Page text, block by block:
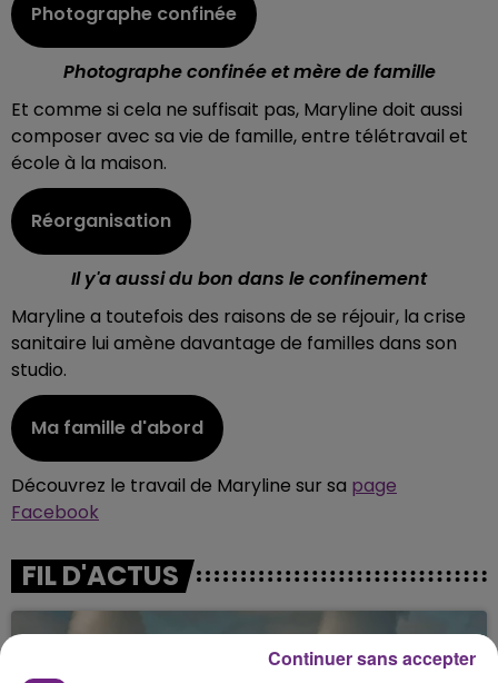
Photographe confinée
Photographe confinée et mère de famille
Et comme si cela ne suffisait pas, Maryline doit aussi
composer avec sa vie de famille, entre télétravail et
école à la maison.
Réorganisation
Il y'a aussi du bon dans le confinement
Maryline a toutefois des raisons de se réjouir, la crise
sanitaire lui amène davantage de familles dans son
studio.
Ma famille d'abord
Découvrez le travail de Maryline sur sa page
Facebook
FIL D'ACTUS
Continuer sans accepter